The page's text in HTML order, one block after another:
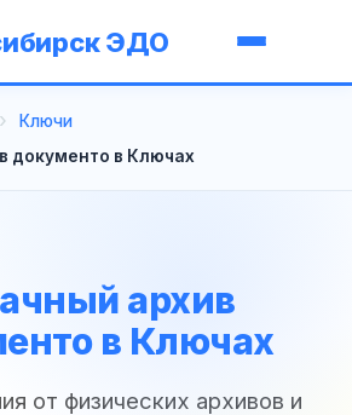
ЭДО
Ключи
документо в Ключах
архив
в Ключах
от физических архивов и